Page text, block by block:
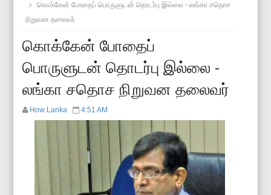
கொக்கேன் போதைப் பொருளுடன் தொடர்பு இல்லை - லங்கா சதொச
நிறுவன தலைவர்
கொக்கேன் போதைப்
பொருளுடன் தொடர்பு இல்லை -
லங்கா சதொச நிறுவன தலைவர்
How Lanka 4:51 AM